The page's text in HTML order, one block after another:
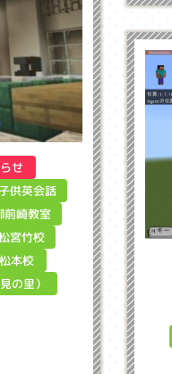
せ
供英会話
前崎教室
宮竹校
本校
の里）